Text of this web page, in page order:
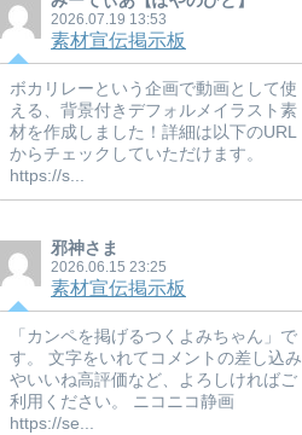
2026.07.19 13:53
素材宣伝掲示板
ボカリレーという企画で動画として使
える、背景付きデフォルメイラスト素
材を作成しました！詳細は以下のURL
からチェックしていただけます。
https://s...
邪神さま
2026.06.15 23:25
素材宣伝掲示板
「カンペを掲げるつくよみちゃん」で
す。 文字をいれてコメントの差し込み
やいいね高評価など、よろしければご
利用ください。 ニコニコ静画
https://se...